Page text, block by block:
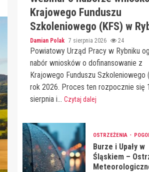
Krajowego Funduszu
Szkoleniowego (KFS) w
Damian Polak 7 sierpnia 2026 24
Powiatowy Urząd Pracy w Rybniku
nabór wniosków o dofinansowanie z
Krajowego Funduszu Szkoleniowego
rok 2026. Proces ten rozpocznie się
sierpnia i... Czytaj dalej
OSTRZEŻENIA
Burze i Upały w
Śląskiem –